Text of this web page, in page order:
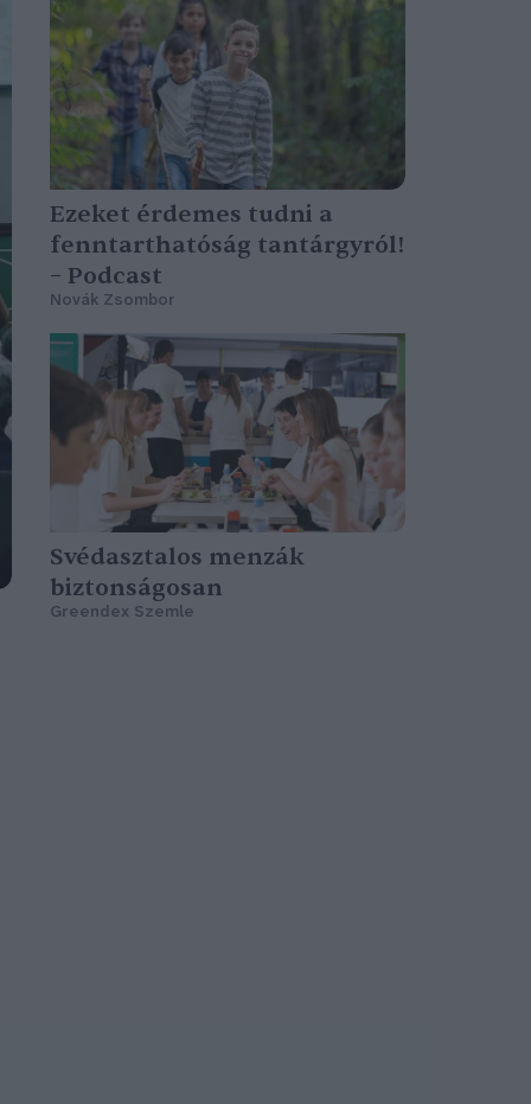
Ezeket érdemes tudni a
fenntarthatóság tantárgyról!
– Podcast
Novák Zsombor
Svédasztalos menzák
biztonságosan
Greendex Szemle